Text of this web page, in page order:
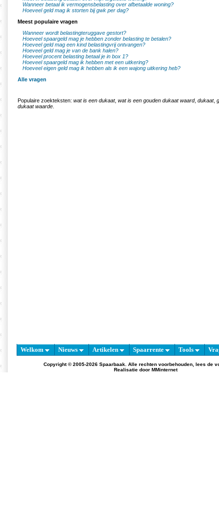
Wanneer betaal ik vermogensbelasting over afbetaalde woning?
Hoeveel geld mag ik storten bij gwk per dag?
Meest populaire vragen
Wanneer wordt belastingteruggave gestort?
Hoeveel spaargeld mag je hebben zonder belasting te betalen?
Hoeveel geld mag een kind belastingvrij ontvangen?
Hoeveel geld mag je van de bank halen?
Hoeveel procent belasting betaal je in box 1?
Hoeveel spaargeld mag ik hebben met een uitkering?
Hoeveel eigen geld mag ik hebben als ik een wajong uitkering heb?
Alle vragen
Populaire zoekteksten: wat is een dukaat, wat is een gouden dukaat waard, dukaat,
dukaat waarde
Welkom Nieuws Artikelen Spaarrente Tools
Copyright © 2005-2026 Spaarbaak. Alle rechten voorbehouden, lees de
Realisatie door MMinternet